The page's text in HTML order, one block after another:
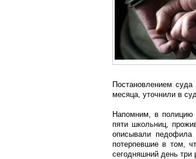
Постановлением
месяца, уточнили в
Напомним, в полицию
пяти школьниц,
описывали педофила
потерпевшие в том,
сегодняшний день три